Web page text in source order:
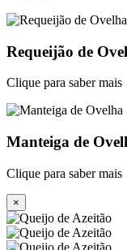
Requeijão de
Clique para saber
Manteiga de
Clique para saber
×